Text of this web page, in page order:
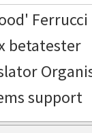
Ferrucci
betatester
support